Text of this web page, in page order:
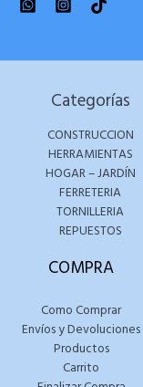
Categorías
CONSTRUCCION
HERRAMIENTAS
HOGAR – JARDÍN
FERRETERIA
TORNILLERIA
REPUESTOS
COMPRA
Como Comprar
Envíos y Devoluciones
Productos
Carrito